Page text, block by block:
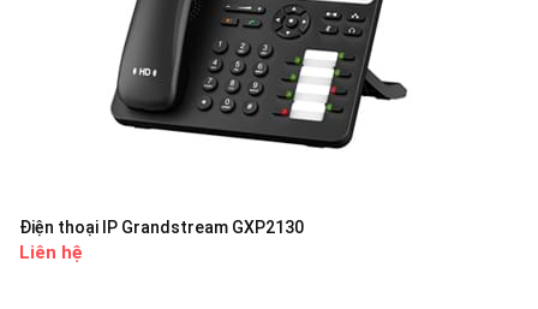
Điện thoại IP Grandstream GXP2130
Liên hệ